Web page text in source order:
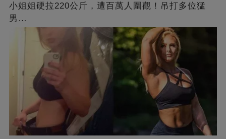
小姐姐硬拉220公斤，遭百萬人圍觀！吊打多位猛
男…